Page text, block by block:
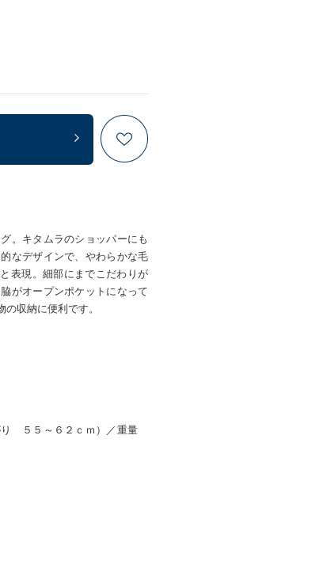
。キタムラのショッパーにも
なデザインで、やわらかな毛
表現。細部にまでこだわりが
がオープンポケットになって
収納に便利です。
５５～６２ｃｍ）／重量